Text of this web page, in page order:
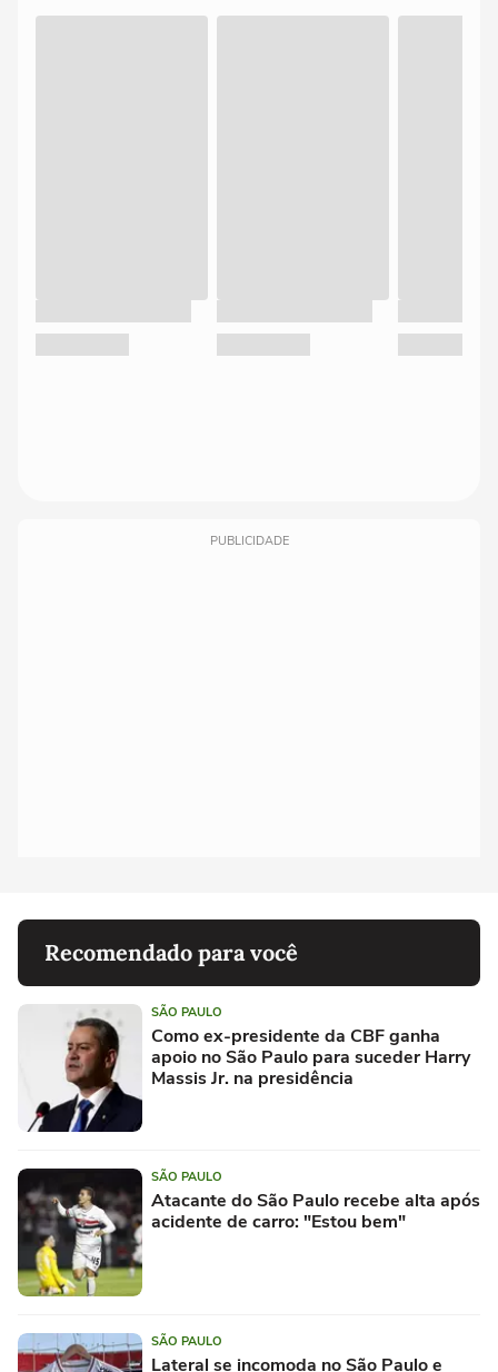
PUBLICIDADE
Recomendado para você
SÃO PAULO
Como ex-presidente da CBF ganha
apoio no São Paulo para suceder Harry
Massis Jr. na presidência
SÃO PAULO
Atacante do São Paulo recebe alta após
acidente de carro: "Estou bem"
SÃO PAULO
Lateral se incomoda no São Paulo e